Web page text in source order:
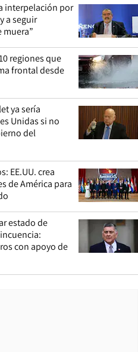
interpelación por
a seguir
muera”
regiones que
frontal desde
ya sería
Unidas si no
del
EE.UU. crea
de América para
estado de
con apoyo de